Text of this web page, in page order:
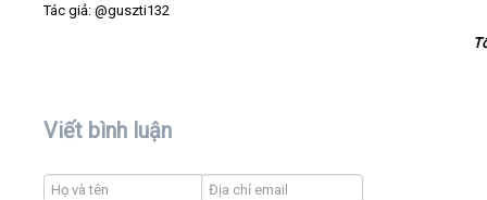
Tác giả: @guszti132
Viết bình luận